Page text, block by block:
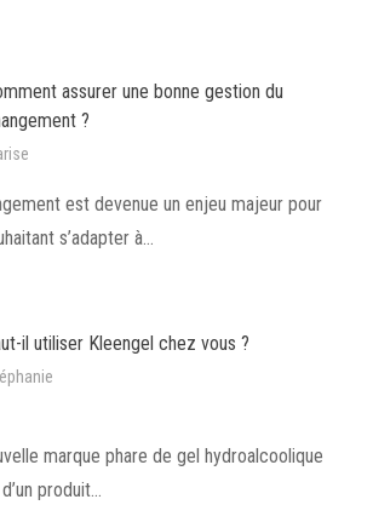
assurer une bonne gestion du
?
est devenue un enjeu majeur pour
s’adapter à…
il utiliser Kleengel chez vous ?
marque phare de gel hydroalcoolique
produit…